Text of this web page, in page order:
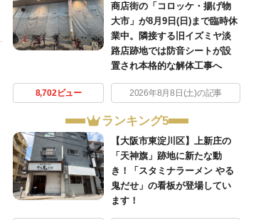
商店街の「コロッケ・揚げ物
大市」が8月9日(日)まで臨時休
業中。隣接する旧イズミヤ淡
路店跡地では防音シートが設
置され本格的な解体工事へ
8,702ビュー 2026年8月8日(土)の記事
ランキング5
【大阪市東淀川区】上新庄の
「天神旗」跡地に新たな動
き！「スタミナラーメン やる
鬼だせ」の看板が登場してい
ます！